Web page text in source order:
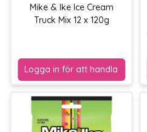
Mike & Ike Ice Cream
Truck Mix 12 x 120g